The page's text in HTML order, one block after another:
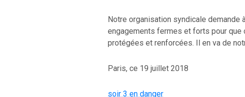
Notre organisation syndicale demande
engagements fermes et forts pour
protégées et renforcées. Il en va de
Paris, ce 19 juillet 2018
soir 3 en danger